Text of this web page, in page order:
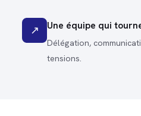
↗ Une équipe qui
Délégation,
tensions.